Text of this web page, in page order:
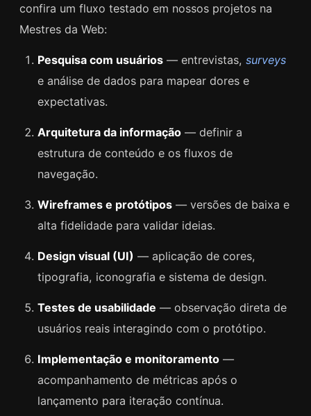
confira um fluxo testado em nossos projetos na
Mestres da Web:
Pesquisa com usuários — entrevistas,surveys
e análise de dados para mapear dores e
expectativas.
Arquitetura da informação — definir a
estrutura de conteúdo e os fluxos de
navegação.
Wireframes e protótipos — versões de baixa e
alta fidelidade para validar ideias.
Design visual (UI) — aplicação de cores,
tipografia, iconografia e sistema de design.
Testes de usabilidade — observação direta de
usuários reais interagindo com o protótipo.
Implementação e monitoramento —
acompanhamento de métricas após o
lançamento para iteração contínua.